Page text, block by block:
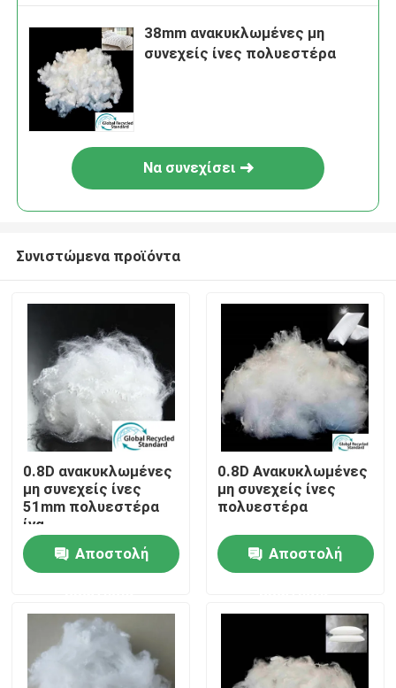
Αρχική Σελίδα
Προϊόντα
Σχετικά με εμάς
38mm ανακυκλωμένες μη
συνεχείς ίνες πολυεστέρα
Να συνεχίσει
Συνιστώμενα προϊόντα
0.8D ανακυκλωμένες
μη συνεχείς ίνες
51mm πολυεστέρα
ίνα
μικροϋπολογιστών
πυριτίουΑποστολή
0.8D Ανακυκλωμένες
μη συνεχείς ίνες
πολυεστέρα
Αποστολή